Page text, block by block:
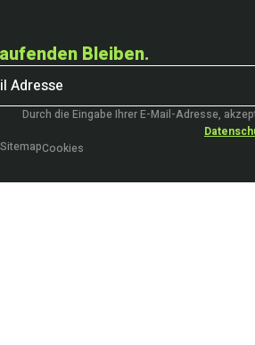
Bleiben.
Durch die Eingabe Ihrer E-Mail-Adresse,
SitemapCookies